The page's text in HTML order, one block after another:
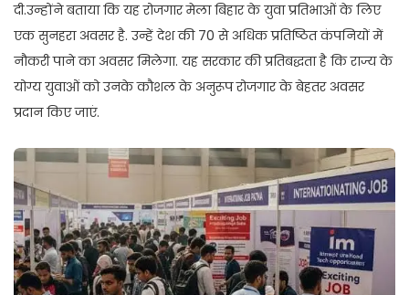
दी.उन्होंने बताया कि यह रोजगार मेला बिहार के युवा प्रतिभाओं के लिए
एक सुनहरा अवसर है. उन्हें देश की 70 से अधिक प्रतिष्ठित कंपनियों में
नौकरी पाने का अवसर मिलेगा. यह सरकार की प्रतिबद्धता है कि राज्य के
योग्य युवाओं को उनके कौशल के अनुरूप रोजगार के बेहतर अवसर
प्रदान किए जाएं.